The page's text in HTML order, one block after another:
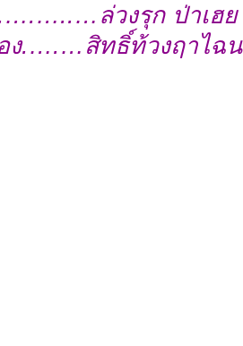
ล่วงรุก ป่าเฮย
อง.….…สิทธิ์ท้วงฤาไฉน